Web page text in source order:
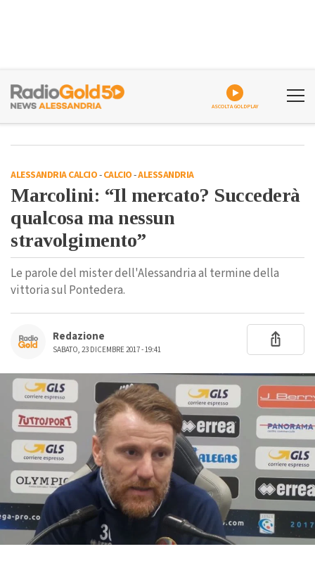
ASCOLTA GOLDPLAY
ALESSANDRIA CALCIO-CALCIO-ALESSANDRIA
Marcolini: “Il mercato? Succederà
qualcosa ma nessun
stravolgimento”
Le parole del mister dell'Alessandria al termine della
vittoria sul Pontedera.
Redazione
SABATO, 23 DICEMBRE 2017 - 19:41